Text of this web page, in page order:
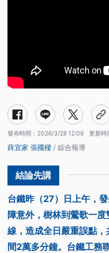
發布時間： 2026/3/28 12:09 更新時
薛宜家 張國樑 / 綜合報導
台鐵昨（27）日上午，
障意外，樹林到鶯歌一
線，造成全日嚴重誤點
間2萬多分鐘。台鐵工務